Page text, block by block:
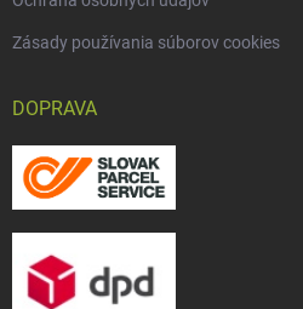
Zásady používania súborov cookies
DOPRAVA